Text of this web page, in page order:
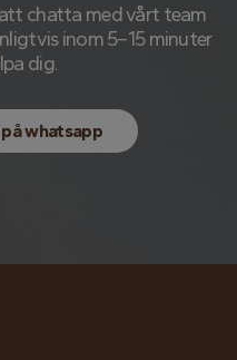
chatta med vårt team
inom 5–15 minuter
dig.
whatsapp